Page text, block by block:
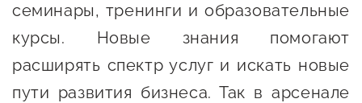
Онлайн-витрина
Экскурсии на
производства
Нормативные
Органы власти
Организации,
предоставляющие поддержку
семинары, тренинги и образовательные
курсы. Новые знания помогают
расширять спектр услуг и искать новые
пути развития бизнеса. Так в арсенале